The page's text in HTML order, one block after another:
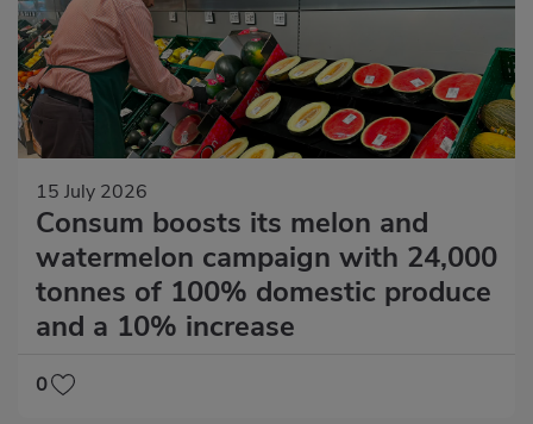
15 July 2026
Consum boosts its melon and
watermelon campaign with 24,000
tonnes of 100% domestic produce
and a 10% increase
0